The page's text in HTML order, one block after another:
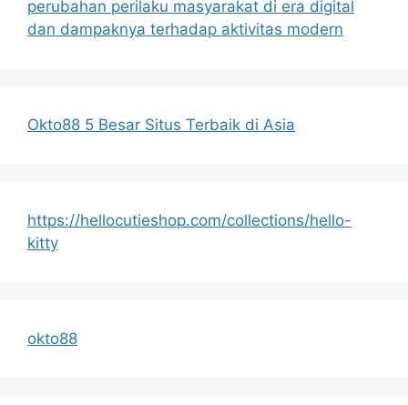
perubahan perilaku masyarakat di era digital
dan dampaknya terhadap aktivitas modern
Okto88 5 Besar Situs Terbaik di Asia
https://hellocutieshop.com/collections/hello-
kitty
okto88